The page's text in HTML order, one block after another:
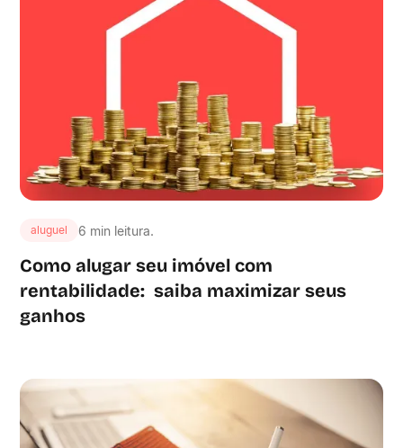
aluguel 6 min leitura.
Como alugar seu imóvel com
rentabilidade: saiba maximizar seus
ganhos